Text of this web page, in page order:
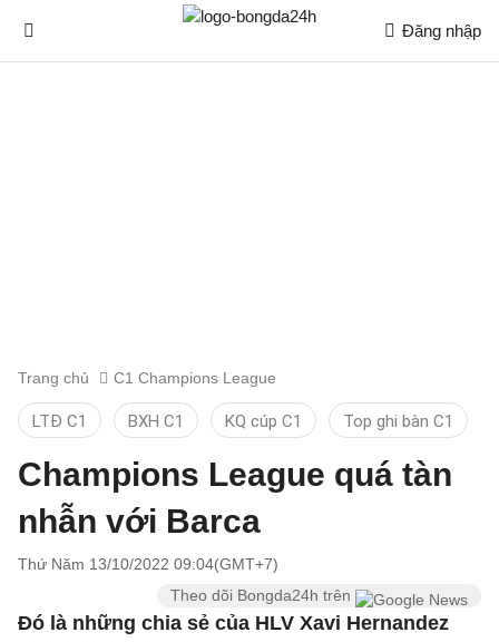
Đăng nhập
Trang chủ C1 Champions League
LTĐ C1 BXH C1 KQ cúp C1 Top ghi bàn C1
Champions League quá tàn
nhẫn với Barca
Thứ Năm 13/10/2022 09:04(GMT+7)
Theo dõi Bongda24h trên
Đó là những chia sẻ của HLV Xavi Hernandez